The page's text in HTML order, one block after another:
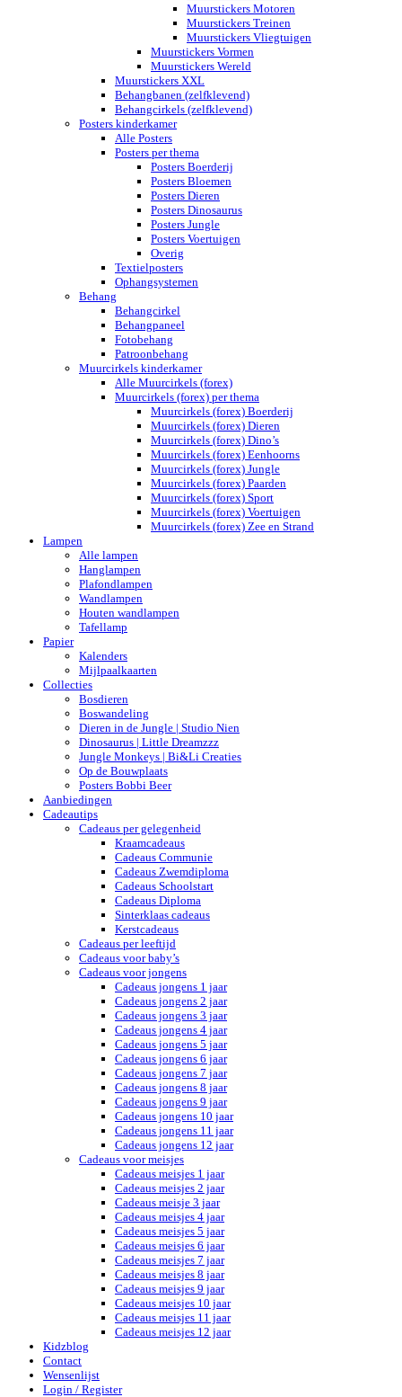
Muurstickers Motoren
Muurstickers Treinen
Muurstickers Vliegtuigen
Muurstickers Vormen
Muurstickers Wereld
Muurstickers XXL
Behangbanen (zelfklevend)
Behangcirkels (zelfklevend)
Posters kinderkamer
Alle Posters
Posters per thema
Posters Boerderij
Posters Bloemen
Posters Dieren
Posters Dinosaurus
Posters Jungle
Posters Voertuigen
Overig
Textielposters
Ophangsystemen
Behang
Behangcirkel
Behangpaneel
Fotobehang
Patroonbehang
Muurcirkels kinderkamer
Alle Muurcirkels (forex)
Muurcirkels (forex) per thema
Muurcirkels (forex) Boerderij
Muurcirkels (forex) Dieren
Muurcirkels (forex) Dino’s
Muurcirkels (forex) Eenhoorns
Muurcirkels (forex) Jungle
Muurcirkels (forex) Paarden
Muurcirkels (forex) Sport
Muurcirkels (forex) Voertuigen
Muurcirkels (forex) Zee en Strand
Lampen
Alle lampen
Hanglampen
Plafondlampen
Wandlampen
Houten wandlampen
Tafellamp
Papier
Kalenders
Mijlpaalkaarten
Collecties
Bosdieren
Boswandeling
Dieren in de Jungle | Studio Nien
Dinosaurus | Little Dreamzzz
Jungle Monkeys | Bi&Li Creaties
Op de Bouwplaats
Posters Bobbi Beer
Aanbiedingen
Cadeautips
Cadeaus per gelegenheid
Kraamcadeaus
Cadeaus Communie
Cadeaus Zwemdiploma
Cadeaus Schoolstart
Cadeaus Diploma
Sinterklaas cadeaus
Kerstcadeaus
Cadeaus per leeftijd
Cadeaus voor baby’s
Cadeaus voor jongens
Cadeaus jongens 1 jaar
Cadeaus jongens 2 jaar
Cadeaus jongens 3 jaar
Cadeaus jongens 4 jaar
Cadeaus jongens 5 jaar
Cadeaus jongens 6 jaar
Cadeaus jongens 7 jaar
Cadeaus jongens 8 jaar
Cadeaus jongens 9 jaar
Cadeaus jongens 10 jaar
Cadeaus jongens 11 jaar
Cadeaus jongens 12 jaar
Cadeaus voor meisjes
Cadeaus meisjes 1 jaar
Cadeaus meisjes 2 jaar
Cadeaus meisje 3 jaar
Cadeaus meisjes 4 jaar
Cadeaus meisjes 5 jaar
Cadeaus meisjes 6 jaar
Cadeaus meisjes 7 jaar
Cadeaus meisjes 8 jaar
Cadeaus meisjes 9 jaar
Cadeaus meisjes 10 jaar
Cadeaus meisjes 11 jaar
Cadeaus meisjes 12 jaar
Kidzblog
Contact
Wensenlijst
Login / Register